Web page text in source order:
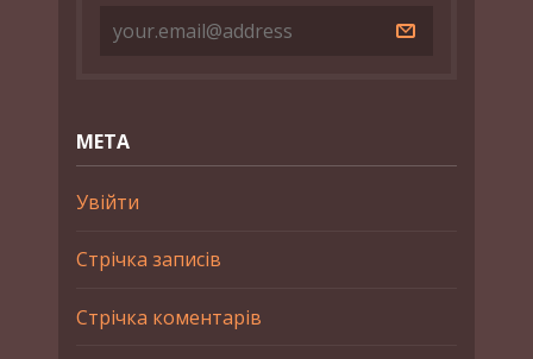
МЕТА
Увійти
Стрічка записів
Стрічка коментарів